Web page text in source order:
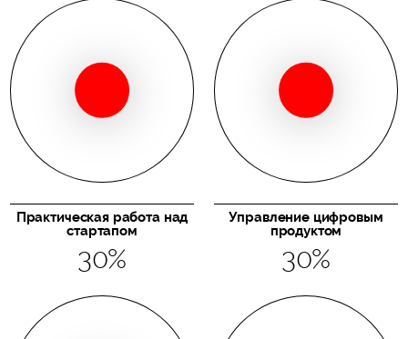
Практическая работа над
стартапом
30%
Управление цифровым
продуктом
30%